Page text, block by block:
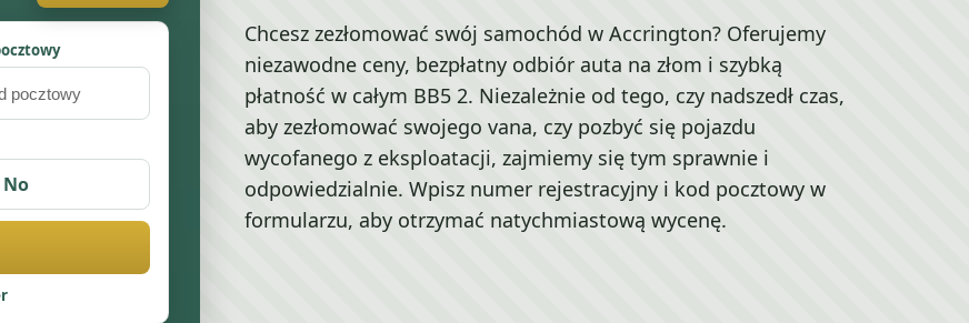
No
Chcesz zezłomować swój samochód w Accrington? Oferujemy
niezawodne ceny, bezpłatny odbiór auta na złom i szybką
płatność w całym BB5 2. Niezależnie od tego, czy nadszedł czas,
aby zezłomować swojego vana, czy pozbyć się pojazdu
wycofanego z eksploatacji, zajmiemy się tym sprawnie i
odpowiedzialnie. Wpisz numer rejestracyjny i kod pocztowy w
formularzu, aby otrzymać natychmiastową wycenę.